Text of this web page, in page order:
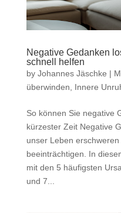
Negative Gedanken
schnell helfen
by Johannes Jäschke |
überwinden
Innere
So können Sie negative
kürzester Zeit Negative
unser Leben
beeinträchtigen. In
mit den 5 häufigsten
und 7...